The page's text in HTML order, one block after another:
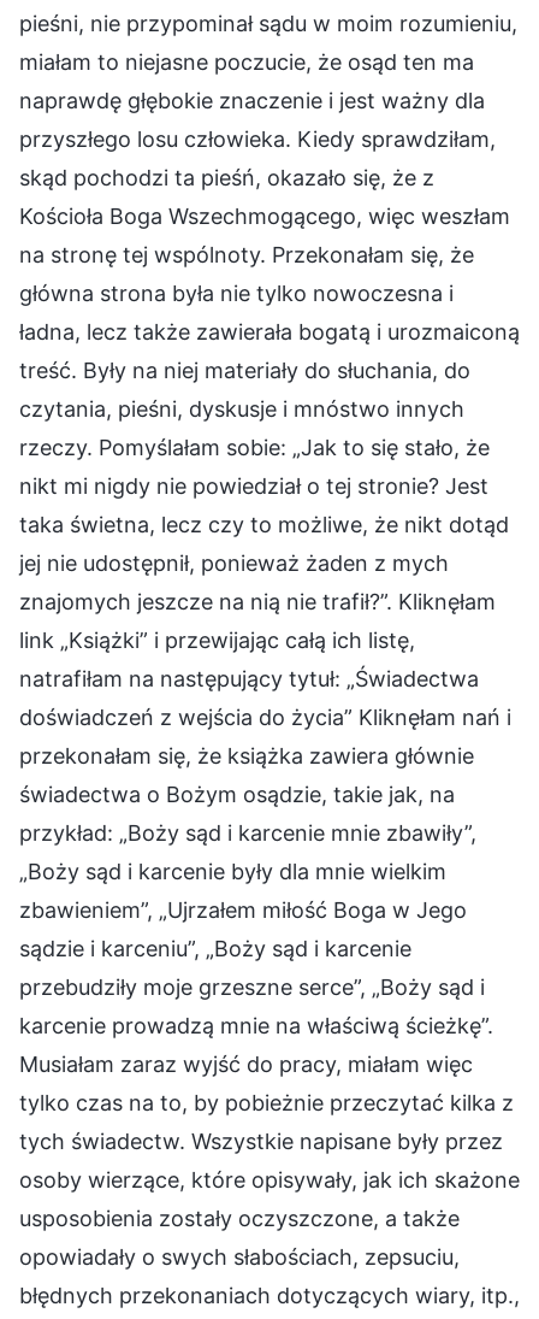
pieśni, nie przypominał sądu w moim rozumieniu,
miałam to niejasne poczucie, że osąd ten ma
naprawdę głębokie znaczenie i jest ważny dla
przyszłego losu człowieka. Kiedy sprawdziłam,
skąd pochodzi ta pieśń, okazało się, że z
Kościoła Boga Wszechmogącego, więc weszłam
na stronę tej wspólnoty. Przekonałam się, że
główna strona była nie tylko nowoczesna i
ładna, lecz także zawierała bogatą i urozmaiconą
treść. Były na niej materiały do słuchania, do
czytania, pieśni, dyskusje i mnóstwo innych
rzeczy. Pomyślałam sobie: „Jak to się stało, że
nikt mi nigdy nie powiedział o tej stronie? Jest
taka świetna, lecz czy to możliwe, że nikt dotąd
jej nie udostępnił, ponieważ żaden z mych
znajomych jeszcze na nią nie trafił?”. Kliknęłam
link „Książki” i przewijając całą ich listę,
natrafiłam na następujący tytuł: „Świadectwa
doświadczeń z wejścia do życia” Kliknęłam nań i
przekonałam się, że książka zawiera głównie
świadectwa o Bożym osądzie, takie jak, na
przykład: „Boży sąd i karcenie mnie zbawiły”,
„Boży sąd i karcenie były dla mnie wielkim
zbawieniem”, „Ujrzałem miłość Boga w Jego
sądzie i karceniu”, „Boży sąd i karcenie
przebudziły moje grzeszne serce”, „Boży sąd i
karcenie prowadzą mnie na właściwą ścieżkę”.
Musiałam zaraz wyjść do pracy, miałam więc
tylko czas na to, by pobieżnie przeczytać kilka z
tych świadectw. Wszystkie napisane były przez
osoby wierzące, które opisywały, jak ich skażone
usposobienia zostały oczyszczone, a także
opowiadały o swych słabościach, zepsuciu,
błędnych przekonaniach dotyczących wiary, itp.,